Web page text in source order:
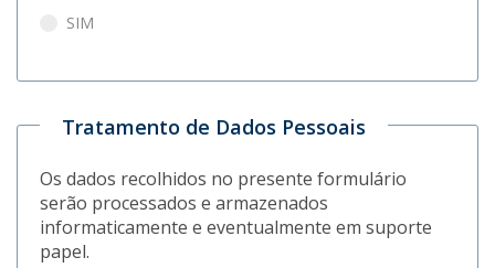
SIM
Tratamento de Dados Pessoais
Os dados recolhidos no presente formulário
serão processados e armazenados
informaticamente e eventualmente em suporte
papel.